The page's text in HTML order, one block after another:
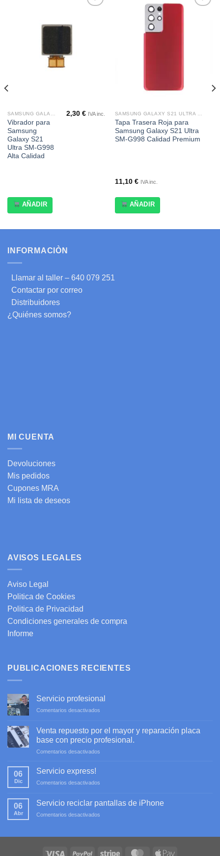
SAMSUNG GALAXY S21 ULTRA SM-G998
Vibrador para
Samsung
Galaxy S21
Ultra SM-G998
Alta Calidad
2,30€ IVA inc.
AÑADIR
SAMSUNG GALAXY S21 ULTRA SM-G998
Tapa Trasera Roja para
Samsung Galaxy S21 Ultra
SM-G998 Calidad Premium
11,10 € IVA inc.
AÑADIR
INFORMACIÒN
Llamar al taller – 640 079 251
Contactar por correo
Distribuidores
¿Quiénes somos?
MI CUENTA
Devoluciones
Mis pedidos
Cupones MRA
Mi lista de deseos
AVISOS LEGALES
Aviso Legal
Politica de Cookies
Politica de Privacidad
Condiciones generales de compra
Informe
PUBLICACIONES RECIENTES
Servicio profesional
Comentarios desactivados
profesional
Venta repuesto por el mayor y reparación placa
base con precio profesional.
Comentarios desactivados
y
profesional.
06
Dic
Servicio express!
Comentarios desactivados
express!
06
Abr
Servicio reciclar pantallas de iPhone
Comentarios desactivados